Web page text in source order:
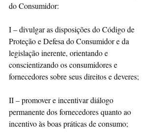
do Consumidor:
I – divulgar as disposições do Código de
Proteção e Defesa do Consumidor e da
legislação inerente, orientando e
conscientizando os consumidores e
fornecedores sobre seus direitos e deveres;
II – promover e incentivar diálogo
permanente dos fornecedores quanto ao
incentivo às boas práticas de consumo;